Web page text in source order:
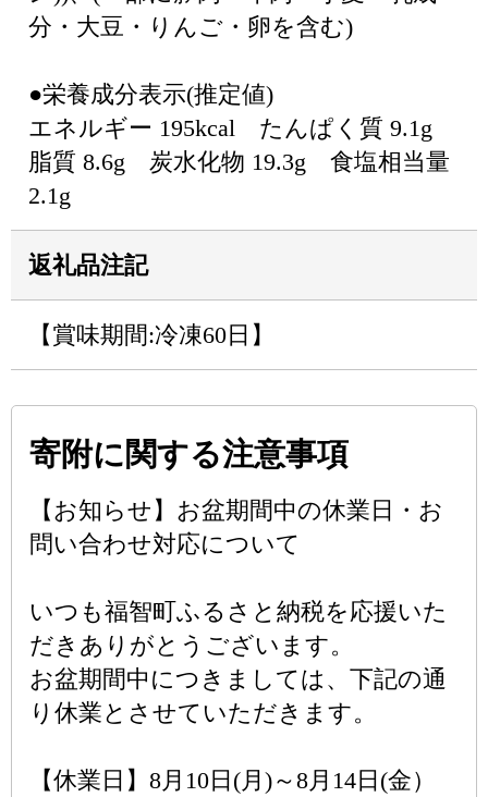
分・大豆・りんご・卵を含む)
●栄養成分表示(推定値)
エネルギー 195kcal たんぱく質 9.1g
脂質 8.6g 炭水化物 19.3g 食塩相当量
2.1g
返礼品注記
【賞味期間:冷凍60日】
寄附に関する注意事項
【お知らせ】お盆期間中の休業日・お
問い合わせ対応について
いつも福智町ふるさと納税を応援いた
だきありがとうございます。
お盆期間中につきましては、下記の通
り休業とさせていただきます。
【休業日】8月10日(月)～8月14日(金）